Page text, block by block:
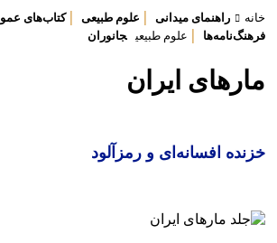
راهنمای میدانی |علوم طبیعی |کتاب‌های عمومی
|علوم طبیعی جانوران
ایران
افسانه‌ای و رمزآلود